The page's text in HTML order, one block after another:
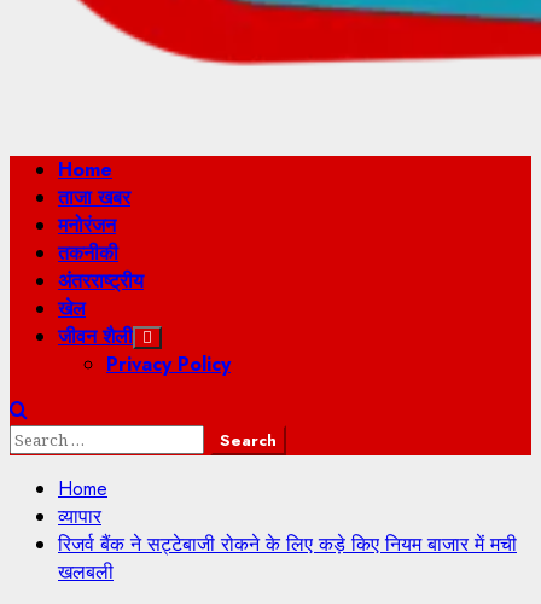
Primary
Menu
Home
ताजा खबर
मनोरंजन
तकनीकी
अंतरराष्ट्रीय
खेल
जीवन शैली
Privacy Policy
Search
Home
व्यापार
रिजर्व बैंक ने सट्टेबाजी रोकने के लिए कड़े किए नियम बाजार में मची
खलबली